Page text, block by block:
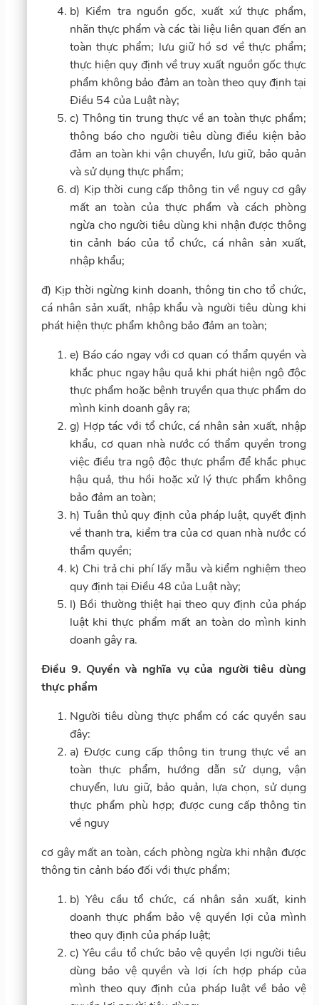
b) Kiểm tra nguồn gốc, xuất xứ thực phẩm,
nhãn thực phẩm và các tài liệu liên quan đến an
toàn thực phẩm; lưu giữ hồ sơ về thực phẩm;
thực hiện quy định về truy xuất nguồn gốc thực
phẩm không bảo đảm an toàn theo quy định tại
Điều 54 của Luật này;
c) Thông tin trung thực về an toàn thực phẩm;
thông báo cho người tiêu dùng điều kiện bảo
đảm an toàn khi vận chuyển, lưu giữ, bảo quản
và sử dụng thực phẩm;
d) Kịp thời cung cấp thông tin về nguy cơ gây
mất an toàn của thực phẩm và cách phòng
ngừa cho người tiêu dùng khi nhận được thông
tin cảnh báo của tổ chức, cá nhân sản xuất,
nhập khẩu;
đ) Kịp thời ngừng kinh doanh, thông tin cho tổ chức,
cá nhân sản xuất, nhập khẩu và người tiêu dùng khi
phát hiện thực phẩm không bảo đảm an toàn;
e) Báo cáo ngay với cơ quan có thẩm quyền và
khắc phục ngay hậu quả khi phát hiện ngộ độc
thực phẩm hoặc bệnh truyền qua thực phẩm do
mình kinh doanh gây ra;
g) Hợp tác với tổ chức, cá nhân sản xuất, nhập
khẩu, cơ quan nhà nước có thẩm quyền trong
việc điều tra ngộ độc thực phẩm để khắc phục
hậu quả, thu hồi hoặc xử lý thực phẩm không
bảo đảm an toàn;
h) Tuân thủ quy định của pháp luật, quyết định
về thanh tra, kiểm tra của cơ quan nhà nước có
thẩm quyền;
k) Chi trả chi phí lấy mẫu và kiểm nghiệm theo
quy định tại Điều 48 của Luật này;
l) Bồi thường thiệt hại theo quy định của pháp
luật khi thực phẩm mất an toàn do mình kinh
doanh gây ra.
Điều 9. Quyền và nghĩa vụ của người tiêu dùng
thực phẩm
Người tiêu dùng thực phẩm có các quyền sau
đây:
a) Được cung cấp thông tin trung thực về an
toàn thực phẩm, hướng dẫn sử dụng, vận
chuyển, lưu giữ, bảo quản, lựa chọn, sử dụng
thực phẩm phù hợp; được cung cấp thông tin
về nguy
cơ gây mất an toàn, cách phòng ngừa khi nhận được
thông tin cảnh báo đối với thực phẩm;
b) Yêu cầu tổ chức, cá nhân sản xuất, kinh
doanh thực phẩm bảo vệ quyền lợi của mình
theo quy định của pháp luật;
c) Yêu cầu tổ chức bảo vệ quyền lợi người tiêu
dùng bảo vệ quyền và lợi ích hợp pháp của
mình theo quy định của pháp luật về bảo vệ